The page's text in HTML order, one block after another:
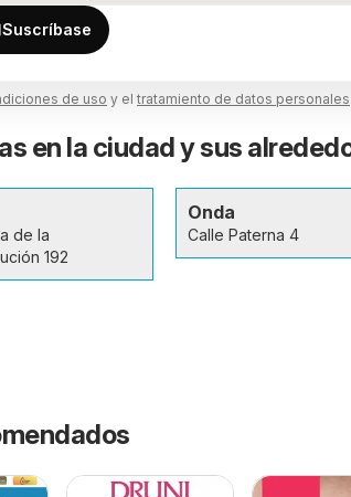
Suscríbase
de uso y el tratamiento de datos personales
en la ciudad y sus
de la
192
Onda
Calle Paterna 4